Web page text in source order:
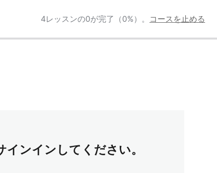
4レッスンの0が完了（0%）。 コースを止める
ンインしてください。